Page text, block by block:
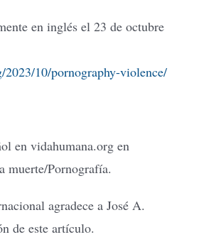
en inglés el 23 de octubre
10/pornography-violence/
en vidahumana.org en
muerte/Pornografía.
agradece a José A.
de este artículo.